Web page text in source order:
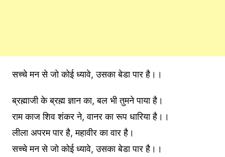
सच्चे मन से जो कोई ध्यावे, उसका बेडा पार है।।
ब्रह्माजी के ब्रह्म ज्ञान का, बल भी तुमने पाया है।
राम काज शिव शंकर ने, वानर का रूप धारिया है।।
लीला अपरम पार है, महावीर का वार है।
सच्चे मन से जो कोई ध्यावे, उसका बेडा पार है।।